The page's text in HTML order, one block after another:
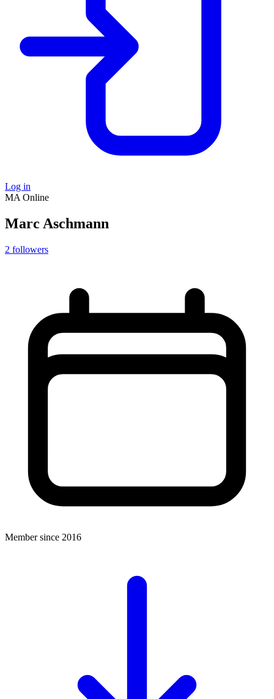
Log in
MA Online
Marc Aschmann
2 followers
Member since 2016